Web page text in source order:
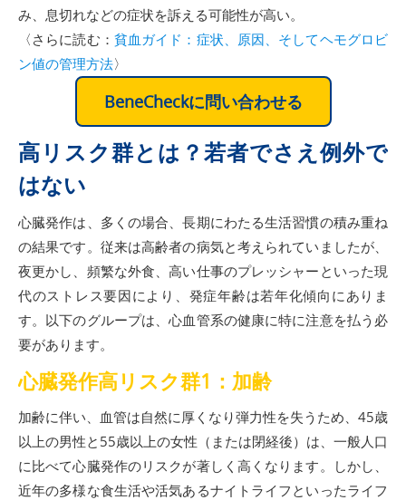
み、息切れなどの症状を訴える可能性が高い。
〈さらに読む： 貧血ガイド：症状、原因、そしてヘモグロビ
ン値の管理方法〉
BeneCheckに問い合わせる
高リスク群とは？若者でさえ例外で
はない
心臓発作は、多くの場合、長期にわたる生活習慣の積み重ね
の結果です。従来は高齢者の病気と考えられていましたが、
夜更かし、頻繁な外食、高い仕事のプレッシャーといった現
代のストレス要因により、発症年齢は若年化傾向にありま
す。以下のグループは、心血管系の健康に特に注意を払う必
要があります。
心臓発作高リスク群1：加齢
加齢に伴い、血管は自然に厚くなり弾力性を失うため、45歳
以上の男性と55歳以上の女性（または閉経後）は、一般人口
に比べて心臓発作のリスクが著しく高くなります。しかし、
近年の多様な食生活や活気あるナイトライフといったライフ